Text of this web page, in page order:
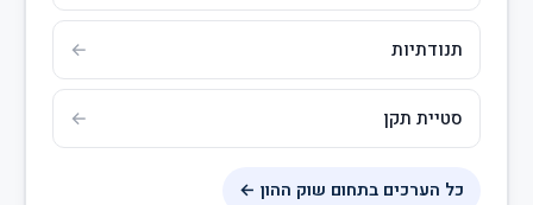
תנודתיות
סטיית תקן
כל הערכים בתחום שוק ההון ←